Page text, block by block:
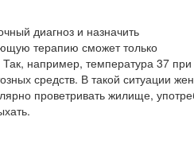
диагноз и назначить
терапию сможет только
Так, например, температура 37
средств. В такой ситуации
проветривать жилище,